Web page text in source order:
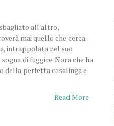
sbagliato all'altro,
mai quello che cerca.
intrappolata nel suo
di fuggire. Nora che ha
della perfetta casalinga e
Read More